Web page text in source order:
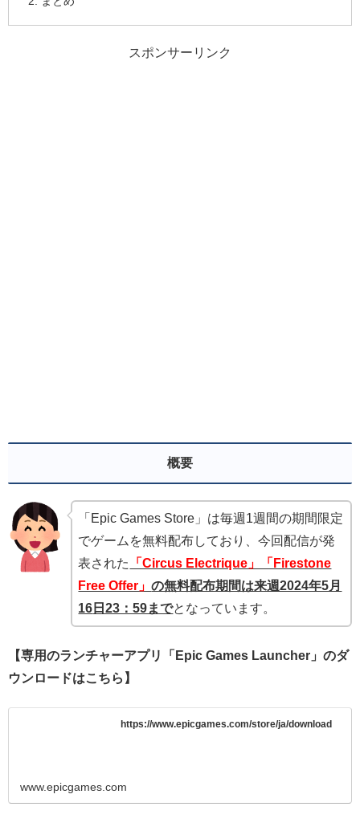
スポンサーリンク
概要
「Epic Games Store」は毎週1週間の期間限定
でゲームを無料配布しており、今回配信が発
表された
「Circus Electrique」「Firestone
Free Offer」の無料配布期間は来週2024年5月
16 日23：59までとなっています。
【専用のランチャーアプリ「Epic Games Launcher」のダ
ウンロードはこちら】
https://www.epicgames.com/store/ja/download
www.epicgames.com